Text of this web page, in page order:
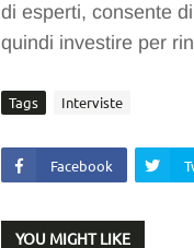
di esperti, consente
quindi investire per
Tags Interviste
Facebook
YOU MIGHT LIKE